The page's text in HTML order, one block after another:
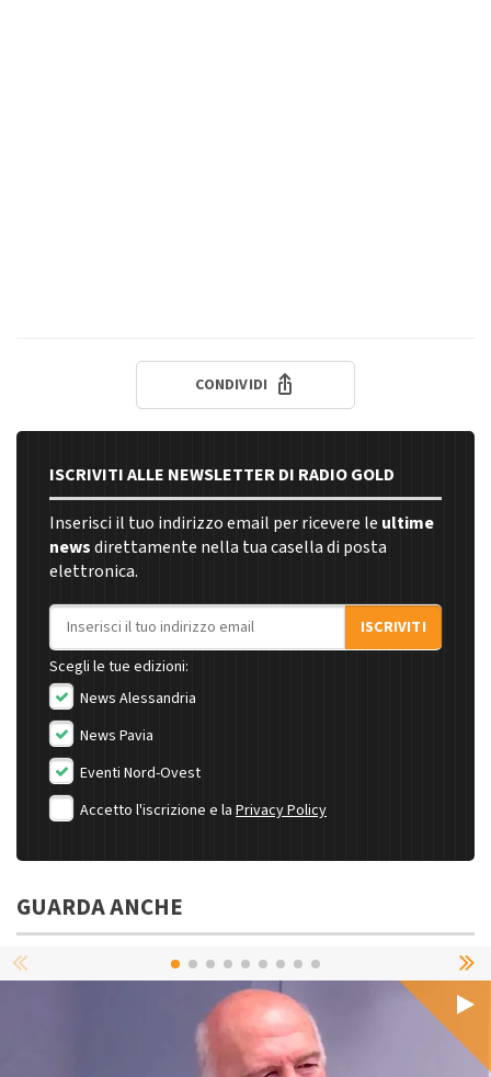
CONDIVIDI
ISCRIVITI ALLE NEWSLETTER DI RADIO GOLD
Inserisci il tuo indirizzo email per ricevere le ultime
newsdirettamente nella tua casella di posta
elettronica.
Indirizzo email
ISCRIVITI
Scegli le tue edizioni:
News Alessandria
News Pavia
Eventi Nord-Ovest
Accetto l'iscrizione e la Privacy Policy
GUARDA ANCHE